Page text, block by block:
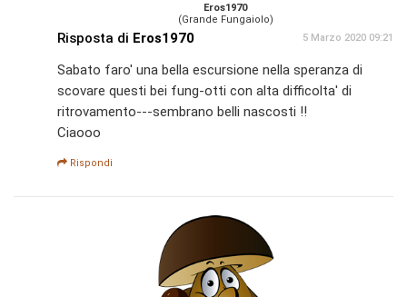
Eros1970
(Grande Fungaiolo)
Risposta di Eros1970 5 Marzo 2020 09:21
Sabato faro' una bella escursione nella speranza di
scovare questi bei fung-otti con alta difficolta' di
ritrovamento---sembrano belli nascosti !!
Ciaooo
Rispondi